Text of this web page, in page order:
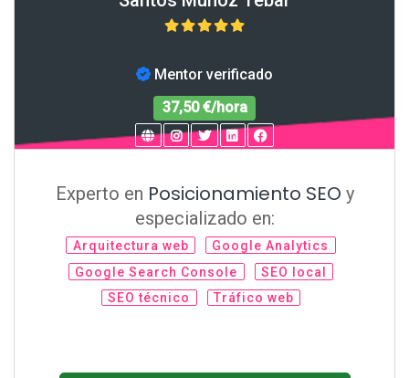
Mentor verificado
37,50 €/hora
Experto en Posicionamiento SEO y
especializado en:
Arquitectura web
Google Analytics
Google Search Console
SEO local
SEO técnico
Tráfico web